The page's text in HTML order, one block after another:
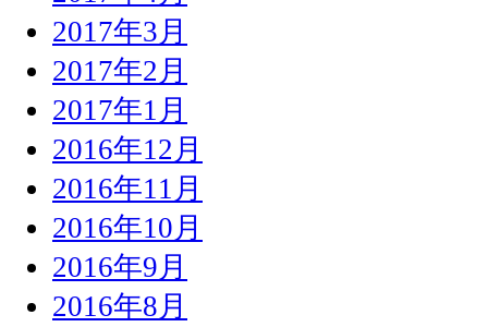
2017年3月
2017年2月
2017年1月
2016年12月
2016年11月
2016年10月
2016年9月
2016年8月